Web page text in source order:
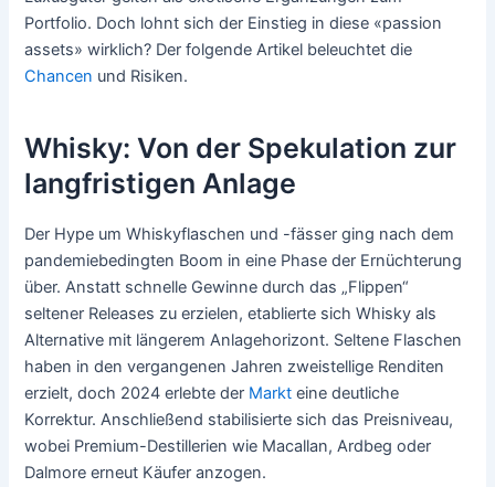
Portfolio. Doch lohnt sich der Einstieg in diese «passion
assets» wirklich? Der folgende Artikel beleuchtet die
Chancen und Risiken.
Whisky: Von der Spekulation zur
langfristigen Anlage
Der Hype um Whiskyflaschen und -fässer ging nach dem
pandemiebedingten Boom in eine Phase der Ernüchterung
über. Anstatt schnelle Gewinne durch das „Flippen“
seltener Releases zu erzielen, etablierte sich Whisky als
Alternative mit längerem Anlagehorizont. Seltene Flaschen
haben in den vergangenen Jahren zweistellige Renditen
erzielt, doch 2024 erlebte der Markt eine deutliche
Korrektur. Anschließend stabilisierte sich das Preisniveau,
wobei Premium-Destillerien wie Macallan, Ardbeg oder
Dalmore erneut Käufer anzogen.